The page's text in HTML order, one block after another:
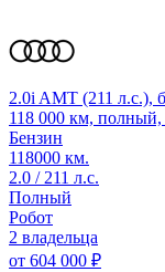
2.0i AMT (211 л.с.),
118 000 км, полный,
Бензин
118000 км.
2.0 / 211 л.с.
Полный
Робот
2 владельца
от 604 000 ₽